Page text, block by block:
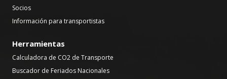
Socios
Información para transportistas
Herramientas
Calculadora de CO2 de Transporte
Buscador de Feriados Nacionales